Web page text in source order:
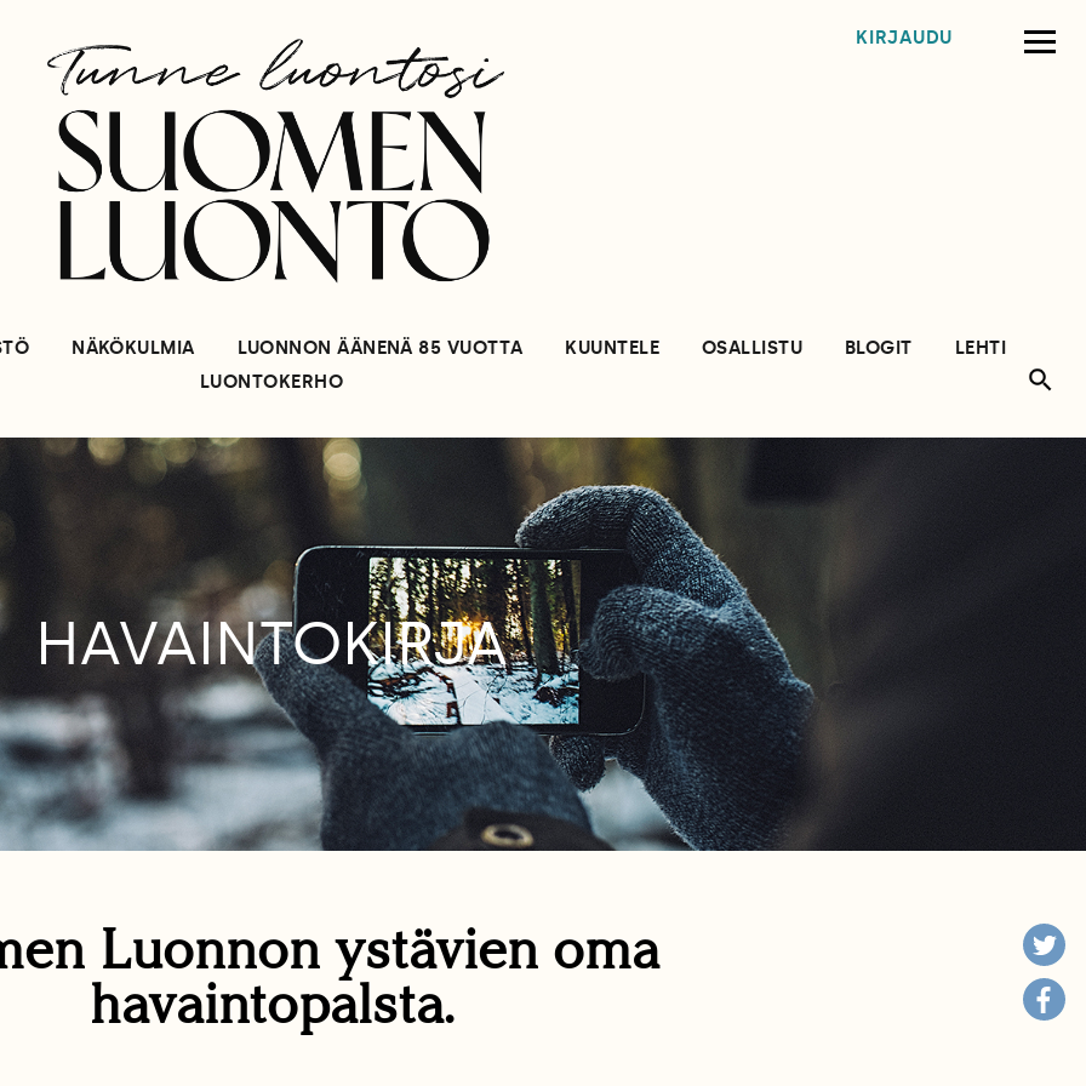
KIRJAUDU
NÄKÖKULMIA LUONNON ÄÄNENÄ 85 VUOTTA KUUNTELE OSALLISTU BLOGIT
LEHTI
LUONTOKERHO
HAVAINTOKIRJA
Luonnon ystävien oma
havaintopalsta.